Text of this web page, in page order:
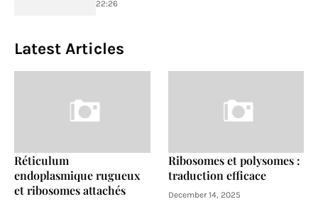
22:26
Latest Articles
Réticulum
endoplasmique rugueux
et ribosomes attachés
Ribosomes et polysomes :
traduction efficace
December 14, 2025